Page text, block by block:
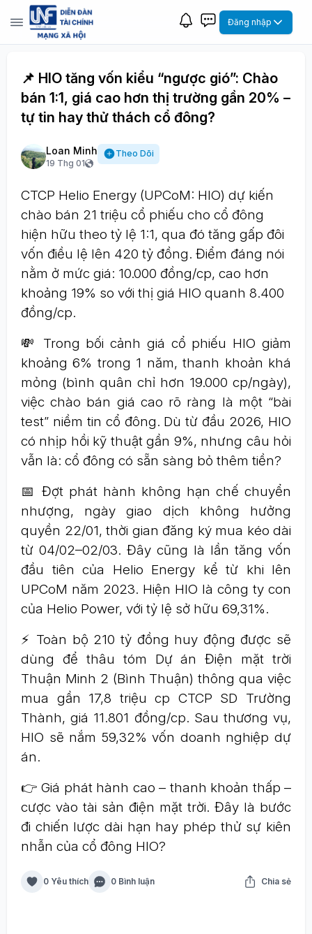
Đăng nhập
📌 HIO tăng vốn kiểu “ngược gió”: Chào
bán 1:1, giá cao hơn thị trường gần 20% –
tự tin hay thử thách cổ đông?
Loan Minh
19 Thg 01
Theo Dõi
CTCP Helio Energy (UPCoM: HIO) dự kiến
chào bán 21 triệu cổ phiếu cho cổ đông
hiện hữu theo tỷ lệ 1:1, qua đó tăng gấp đôi
vốn điều lệ lên 420 tỷ đồng. Điểm đáng nói
nằm ở mức giá: 10.000 đồng/cp, cao hơn
khoảng 19% so với thị giá HIO quanh 8.400
đồng/cp.
💸 Trong bối cảnh giá cổ phiếu HIO giảm
khoảng 6% trong 1 năm, thanh khoản khá
mỏng (bình quân chỉ hơn 19.000 cp/ngày),
việc chào bán giá cao rõ ràng là một “bài
test” niềm tin cổ đông. Dù từ đầu 2026, HIO
có nhịp hồi kỹ thuật gần 9%, nhưng câu hỏi
vẫn là: cổ đông có sẵn sàng bỏ thêm tiền?
📅 Đợt phát hành không hạn chế chuyển
nhượng, ngày giao dịch không hưởng
quyền 22/01, thời gian đăng ký mua kéo dài
từ 04/02–02/03. Đây cũng là lần tăng vốn
đầu tiên của Helio Energy kể từ khi lên
UPCoM năm 2023. Hiện HIO là công ty con
của Helio Power, với tỷ lệ sở hữu 69,31%.
⚡ Toàn bộ 210 tỷ đồng huy động được sẽ
dùng để thâu tóm Dự án Điện mặt trời
Thuận Minh 2 (Bình Thuận) thông qua việc
mua gần 17,8 triệu cp CTCP SD Trường
Thành, giá 11.801 đồng/cp. Sau thương vụ,
HIO sẽ nắm 59,32% vốn doanh nghiệp dự
án.
👉 Giá phát hành cao – thanh khoản thấp –
cược vào tài sản điện mặt trời. Đây là bước
đi chiến lược dài hạn hay phép thử sự kiên
nhẫn của cổ đông HIO?
0 Yêu thích 0 Bình luận Chia sẻ